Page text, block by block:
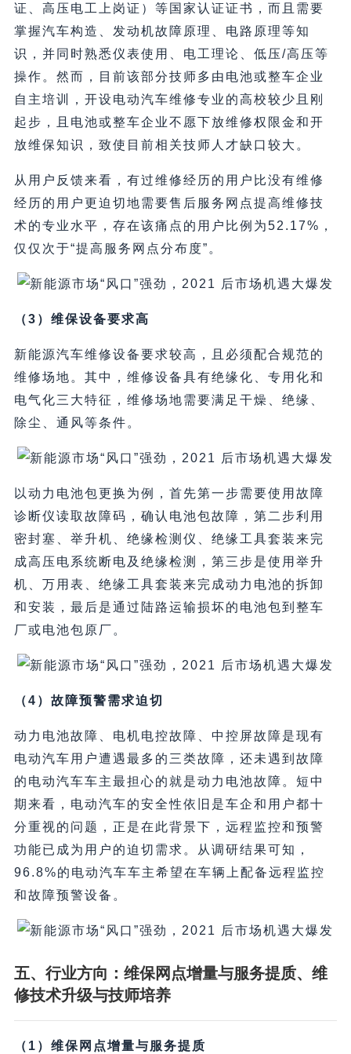
证、高压电工上岗证）等国家认证证书，而且需要
掌握汽车构造、发动机故障原理、电路原理等知
识，并同时熟悉仪表使用、电工理论、低压/高压等
操作。然而，目前该部分技师多由电池或整车企业
自主培训，开设电动汽车维修专业的高校较少且刚
起步，且电池或整车企业不愿下放维修权限金和开
放维保知识，致使目前相关技师人才缺口较大。
从用户反馈来看，有过维修经历的用户比没有维修
经历的用户更迫切地需要售后服务网点提高维修技
术的专业水平，存在该痛点的用户比例为52.17%，
仅仅次于“提高服务网点分布度”。
（3）维保设备要求高
新能源汽车维修设备要求较高，且必须配合规范的
维修场地。其中，维修设备具有绝缘化、专用化和
电气化三大特征，维修场地需要满足干燥、绝缘、
除尘、通风等条件。
以动力电池包更换为例，首先第一步需要使用故障
诊断仪读取故障码，确认电池包故障，第二步利用
密封塞、举升机、绝缘检测仪、绝缘工具套装来完
成高压电系统断电及绝缘检测，第三步是使用举升
机、万用表、绝缘工具套装来完成动力电池的拆卸
和安装，最后是通过陆路运输损坏的电池包到整车
厂或电池包原厂。
（4）故障预警需求迫切
动力电池故障、电机电控故障、中控屏故障是现有
电动汽车用户遭遇最多的三类故障，还未遇到故障
的电动汽车车主最担心的就是动力电池故障。短中
期来看，电动汽车的安全性依旧是车企和用户都十
分重视的问题，正是在此背景下，远程监控和预警
功能已成为用户的迫切需求。从调研结果可知，
96.8%的电动汽车车主希望在车辆上配备远程监控
和故障预警设备。
五、行业方向：维保网点增量与服务提质、维
修技术升级与技师培养
（1）维保网点增量与服务提质